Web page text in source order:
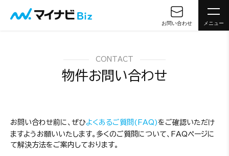
お問い合わせ メニュー
CONTACT
物件お問い合わせ
お問い合わせ前に、ぜひよくあるご質問(FAQ) をご確認いただけ
ますようお願いいたします。多くのご質問について、FAQページに
て解決方法をご案内しております。